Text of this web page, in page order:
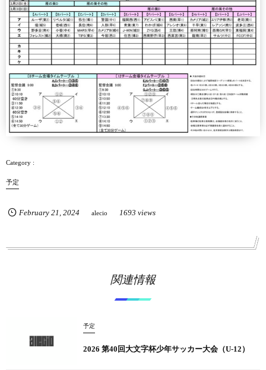
予定
February 21 2024 alecio 1693 views
関連情報
予定
2026 第40回大文字杯少年サッカー大会（U-12）